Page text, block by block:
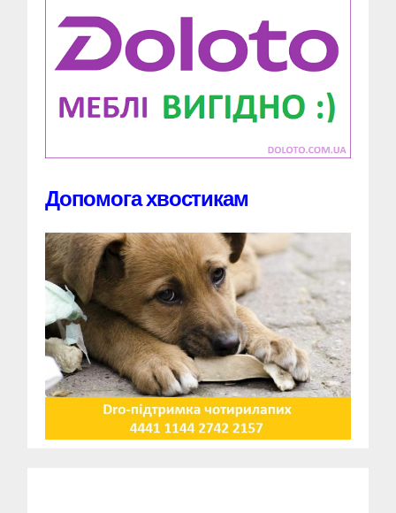
Допомога хвостикам